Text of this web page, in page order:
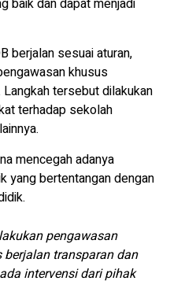
baik dan dapat menjadi
berjalan sesuai aturan,
khusus
tersebut dilakukan
terhadap sekolah
mencegah adanya
yang bertentangan dengan
pengawasan
transparan dan
intervensi dari pihak